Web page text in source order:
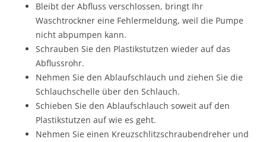
Bleibt der Abfluss verschlossen, bringt Ihr
Waschtrockner eine Fehlermeldung, weil die Pumpe
nicht abpumpen kann.
Schrauben Sie den Plastikstutzen wieder auf das
Abflussrohr.
Nehmen Sie den Ablaufschlauch und ziehen Sie die
Schlauchschelle über den Schlauch.
Schieben Sie den Ablaufschlauch soweit auf den
Plastikstutzen auf wie es geht.
Nehmen Sie einen Kreuzschlitzschraubendreher und